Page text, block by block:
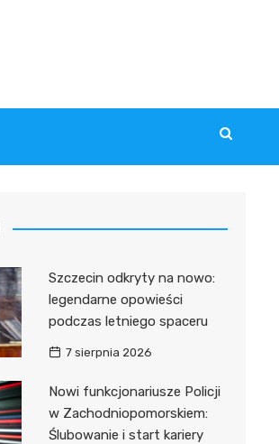
Szczecin odkryty na nowo:
legendarne opowieści
podczas letniego spaceru
7 sierpnia 2026
Nowi funkcjonariusze Policji
w Zachodniopomorskiem:
Ślubowanie i start kariery